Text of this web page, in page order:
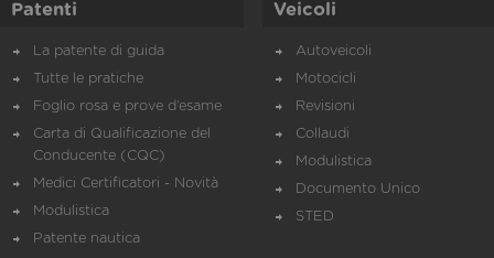
Patenti
La patente di guida
Tutte le pratiche
Foglio rosa e prove d’esame
Carta di Qualificazione del
Conducente (CQC)
Medici Certificatori - Novità
Modulistica
Patente nautica
Veicoli
Autoveicoli
Motocicli
Revisioni
Collaudi
Modulistica
Documento Unico
STED